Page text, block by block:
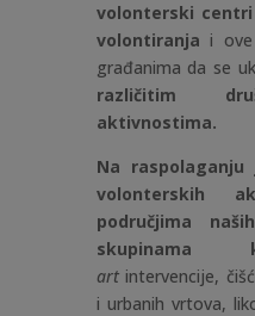
volonterski
volontiranja i
građanima da se
različitim
aktivnostima.
Na
volonterskih
područjima
skupinama
art intervencije,
i urbanih vrtova,